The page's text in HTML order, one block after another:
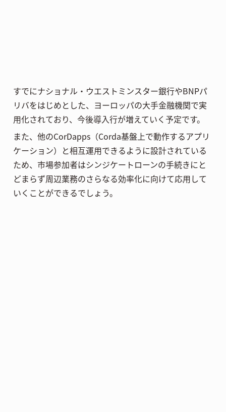
すでにナショナル・ウエストミンスター銀行やBNPパ
リバをはじめとした、ヨーロッパの大手金融機関で実
用化されており、今後導入行が増えていく予定です。
また、他のCorDapps（Corda基盤上で動作するアプリ
ケーション）と相互運用できるように設計されている
ため、市場参加者はシンジケートローンの手続きにと
どまらず周辺業務のさらなる効率化に向けて応用して
いくことができるでしょう。